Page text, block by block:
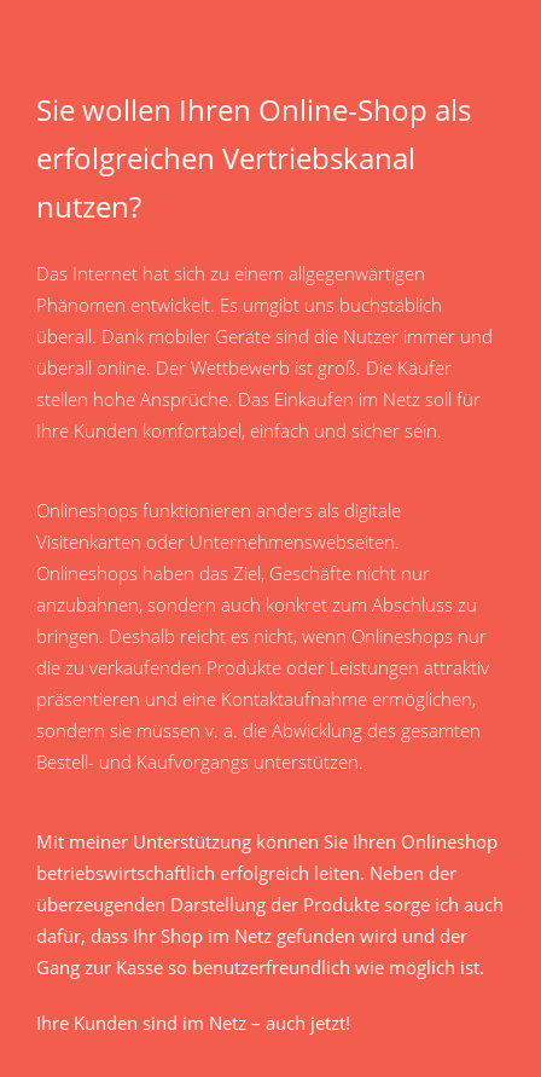
Sie wollen Ihren Online-Shop als
erfolgreichen Vertriebskanal
nutzen?
Das Internet hat sich zu einem allgegenwärtigen
Phänomen entwickelt. Es umgibt uns buchstäblich
überall. Dank mobiler Geräte sind die Nutzer immer und
überall online. Der Wettbewerb ist groß. Die Käufer
stellen hohe Ansprüche. Das Einkaufen im Netz soll für
Ihre Kunden komfortabel, einfach und sicher sein.
Onlineshops funktionieren anders als digitale
Visitenkarten oder Unternehmenswebseiten.
Onlineshops haben das Ziel, Geschäfte nicht nur
anzubahnen, sondern auch konkret zum Abschluss zu
bringen. Deshalb reicht es nicht, wenn Onlineshops nur
die zu verkaufenden Produkte oder Leistungen attraktiv
präsentieren und eine Kontaktaufnahme ermöglichen,
sondern sie müssen v. a. die Abwicklung des gesamten
Bestell- und Kaufvorgangs unterstützen.
Mit meiner Unterstützung können Sie Ihren Onlineshop
betriebswirtschaftlich erfolgreich leiten. Neben der
überzeugenden Darstellung der Produkte sorge ich auch
dafür, dass Ihr Shop im Netz gefunden wird und der
Gang zur Kasse so benutzerfreundlich wie möglich ist.
Ihre Kunden sind im Netz – auch jetzt!